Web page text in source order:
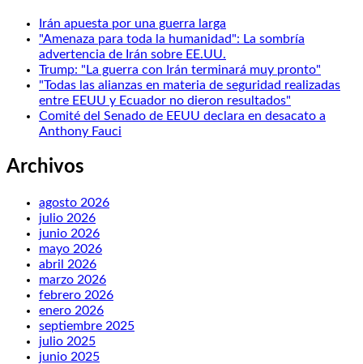
Irán apuesta por una guerra larga
"Amenaza para toda la humanidad": La sombría
advertencia de Irán sobre EE.UU.
Trump: "La guerra con Irán terminará muy pronto"
"Todas las alianzas en materia de seguridad realizadas
entre EEUU y Ecuador no dieron resultados"
Comité del Senado de EEUU declara en desacato a
Anthony Fauci
Archivos
agosto 2026
julio 2026
junio 2026
mayo 2026
abril 2026
marzo 2026
febrero 2026
enero 2026
septiembre 2025
julio 2025
junio 2025